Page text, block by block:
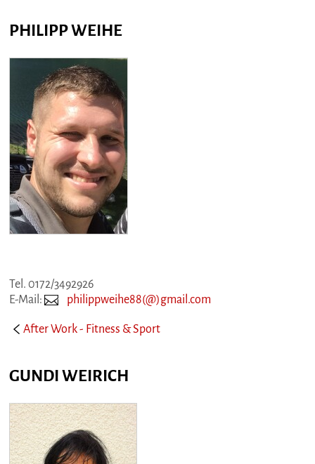
PHILIPP WEIHE
Tel. 0172/3492926
E-Mail:
philippweihe88(@)gmail.com
After Work - Fitness & Sport
GUNDI WEIRICH